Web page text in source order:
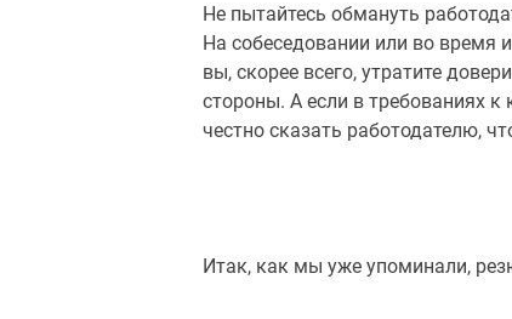
Не пытайтесь обмануть
На собеседовании или во время
вы, скорее всего, утратите
стороны. А если в требованиях
честно сказать работодателю,
Итак, как мы уже упоминали,